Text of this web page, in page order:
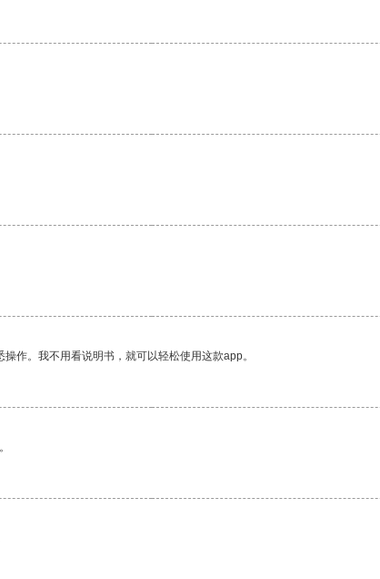
作。我不用看说明书，就可以轻松使用这款app。